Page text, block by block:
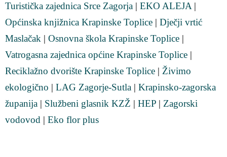
Turistička zajednica Srce Zagorja | EKO ALEJA |
Općinska knjižnica Krapinske Toplice | Dječji vrtić
Maslačak | Osnovna škola Krapinske Toplice |
Vatrogasna zajednica općine Krapinske Toplice |
Reciklažno dvorište Krapinske Toplice | Živimo
ekologično | LAG Zagorje-Sutla | Krapinsko-zagorska
županija | Službeni glasnik KZŽ | HEP | Zagorski
vodovod | Eko flor plus